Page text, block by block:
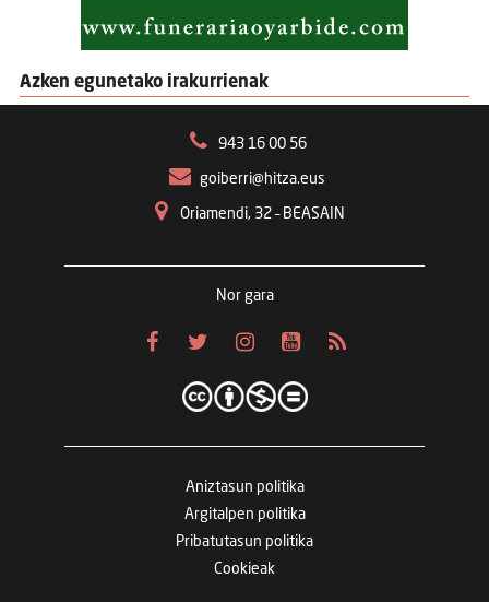
Azken egunetako irakurrienak
943 16 00 56
goiberri@hitza.eus
Oriamendi, 32 – BEASAIN
Nor gara
Aniztasun politika
Argitalpen politika
Pribatutasun politika
Cookieak